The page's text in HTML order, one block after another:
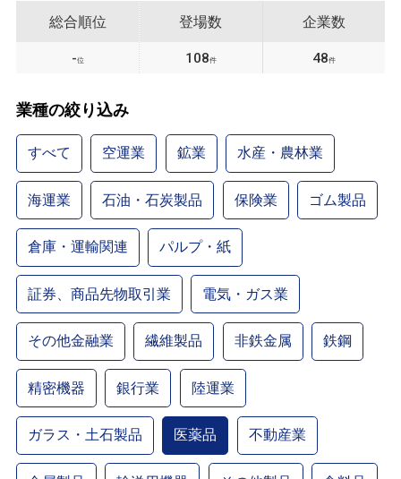
総合順位
-位
登場数
108件
企業数
48件
業種の絞り込み
すべて 空運業 鉱業 水産・農林業
海運業 石油・石炭製品 保険業 ゴム製品
倉庫・運輸関連 パルプ・紙
証券、商品先物取引業 電気・ガス業
その他金融業 繊維製品 非鉄金属 鉄鋼
精密機器 銀行業 陸運業
ガラス・土石製品 医薬品 不動産業